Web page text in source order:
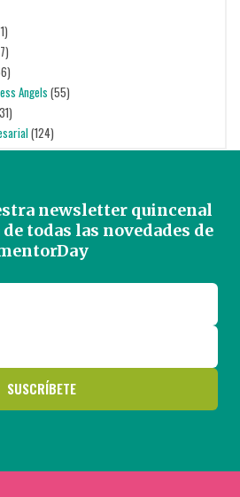
Angels (55)
(124)
newsletter quincenal
todas las novedades de